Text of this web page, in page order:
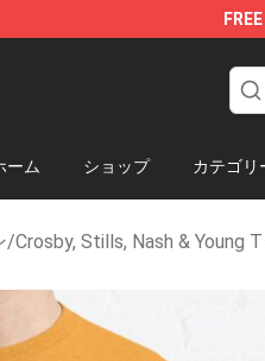
FREE
ーム ショップ カテゴリ
/Crosby, Stills, Nash & Young